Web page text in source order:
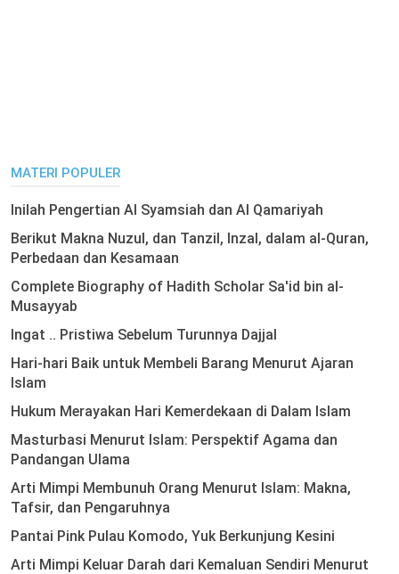
MATERI POPULER
Inilah Pengertian Al Syamsiah dan Al Qamariyah
Berikut Makna Nuzul, dan Tanzil, Inzal, dalam al-Quran,
Perbedaan dan Kesamaan
Complete Biography of Hadith Scholar Sa'id bin al-
Musayyab
Ingat .. Pristiwa Sebelum Turunnya Dajjal
Hari-hari Baik untuk Membeli Barang Menurut Ajaran
Islam
Hukum Merayakan Hari Kemerdekaan di Dalam Islam
Masturbasi Menurut Islam: Perspektif Agama dan
Pandangan Ulama
Arti Mimpi Membunuh Orang Menurut Islam: Makna,
Tafsir, dan Pengaruhnya
Pantai Pink Pulau Komodo, Yuk Berkunjung Kesini
Arti Mimpi Keluar Darah dari Kemaluan Sendiri Menurut